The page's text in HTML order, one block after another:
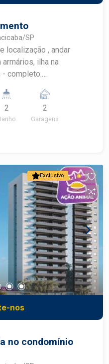
SP
localização , andar
ilha na
completo.
2 2
Garagens
Exclusivo
nos
no condomínio